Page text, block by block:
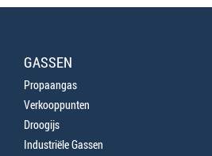
GASSEN
Propaangas
Verkooppunten
Droogijs
Industriële Gassen